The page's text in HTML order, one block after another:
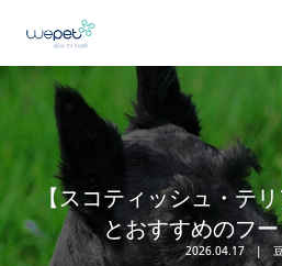
【スコティッシュ・テ
とおすすめのフ
2026.04.17